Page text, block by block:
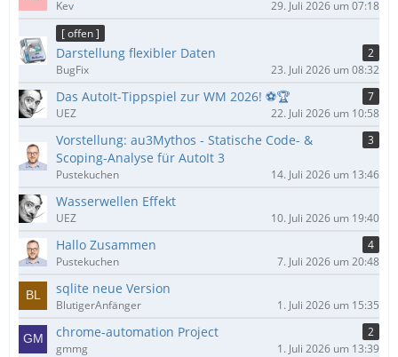
Kev
29. Juli 2026 um 07:18
[ offen ]
Darstellung flexibler Daten
2
BugFix
23. Juli 2026 um 08:32
Das AutoIt-Tippspiel zur WM 2026! ⚽🏆
7
UEZ
22. Juli 2026 um 10:58
Vorstellung: au3Mythos - Statische Code- &
Scoping-Analyse für AutoIt 3
3
Pustekuchen 14. Juli 2026 um 13:46
Wasserwellen Effekt
UEZ 10. Juli 2026 um 19:40
Hallo Zusammen
4
Pustekuchen
7. Juli 2026 um 20:48
sqlite neue Version
BlutigerAnfänger 1. Juli 2026 um 15:35
chrome-automation Project
2
gmmg
1. Juli 2026 um 13:39